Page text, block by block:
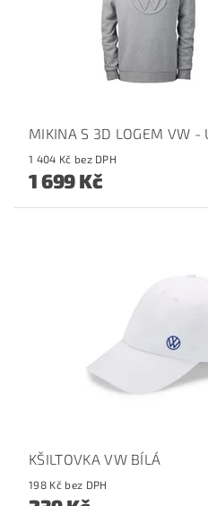
MIKINA S 3D LOGEM VW -
1 404 Kč bez DPH
1 699 Kč
KŠILTOVKA VW BÍLÁ
198 Kč bez DPH